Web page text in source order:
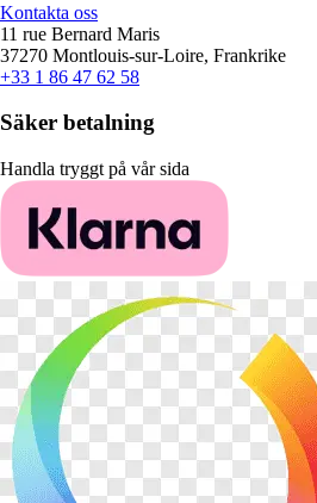
Kontakta oss
11 rue Bernard Maris
37270 Montlouis-sur-Loire, Frankrike
+33 1 86 47 62 58
Säker betalning
Handla tryggt på vår sida